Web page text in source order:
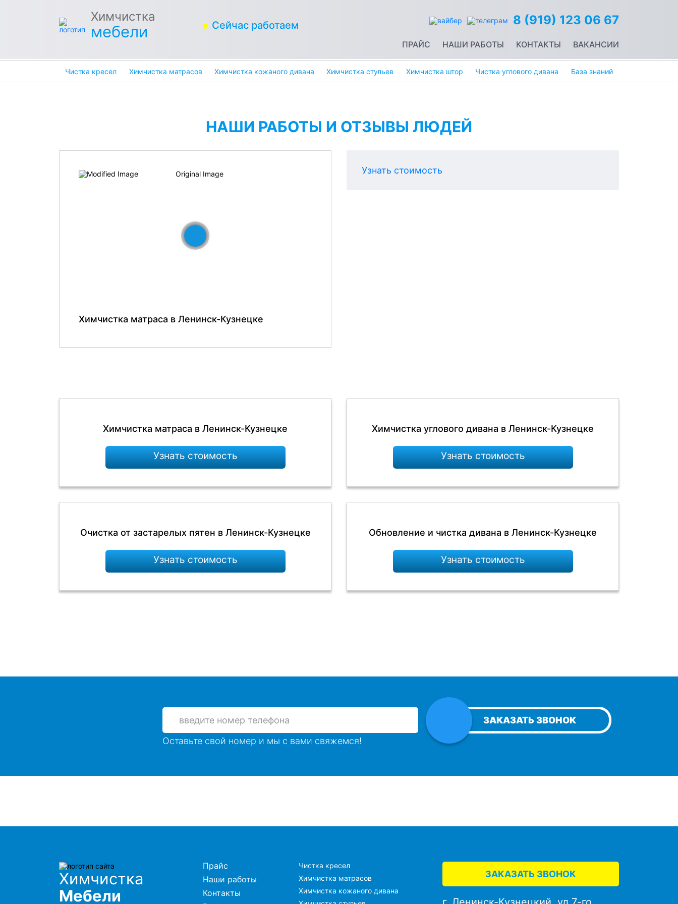
Химчистка
мебели Сейчас работаем 8 (919) 123 06 67
ПРАЙС НАШИ РАБОТЫ КОНТАКТЫ ВАКАНСИИ
Чистка кресел Химчистка матрасов Химчистка кожаного дивана Химчистка стульев Химчистка штор Чистка углового дивана База знаний
НАШИ РАБОТЫ И ОТЗЫВЫ ЛЮДЕЙ
Химчистка матраса в Ленинск-Кузнецке
Узнать стоимость
Химчистка матраса в Ленинск-Кузнецке
Узнать стоимость
Химчистка углового дивана в Ленинск-Кузнецке
Узнать стоимость
Очистка от застарелых пятен в Ленинск-Кузнецке
Узнать стоимость
Обновление и чистка дивана в Ленинск-Кузнецке
Узнать стоимость
ЗАКАЗАТЬ ЗВОНОК
Оставьте свой номер и мы с вами свяжемся!
Химчистка
Мебели
Прайс
Наши работы
Контакты
Чистка кресел
Химчистка матрасов
Химчистка кожаного дивана
ЗАКАЗАТЬ ЗВОНОК